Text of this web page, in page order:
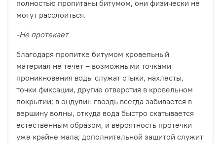
полностью пропитаны битумом, они физически не
могут расслоиться.
-Не протекает
благодаря пропитке битумом кровельный
материал не течет – возможными точками
проникновения воды служат стыки, нахлесты,
точки фиксации, другие отверстия в кровельном
покрытии; в ондулин гвоздь всегда забивается в
вершину волны, откуда вода быстро скатывается
естественным образом, и вероятность протечки
уже крайне мала; дополнительной защитой служит